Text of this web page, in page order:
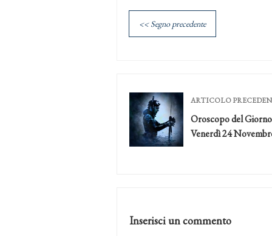
<< Segno precedente
ARTICOLO
Oroscopo del Giorno
Venerdì 24
Inserisci un commento